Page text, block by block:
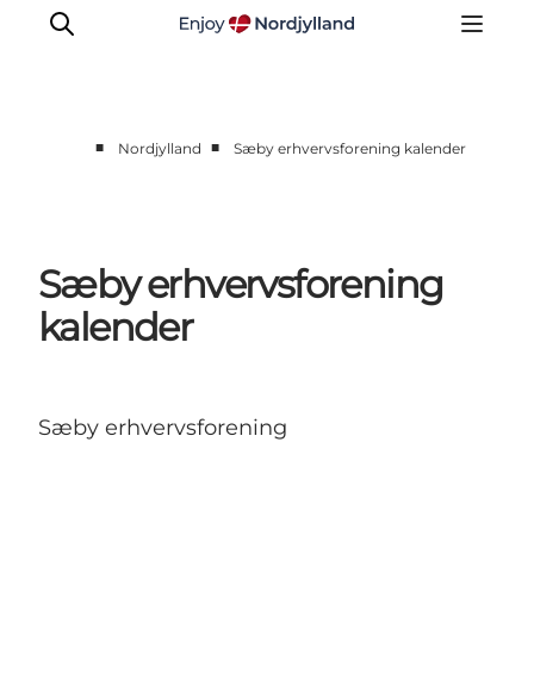
Byer og steder
Guides
Det sker
■ Nordjylland ■ Sæby erhvervsforening kalender
Sæby erhvervsforening
kalender
Sæby erhvervsforening